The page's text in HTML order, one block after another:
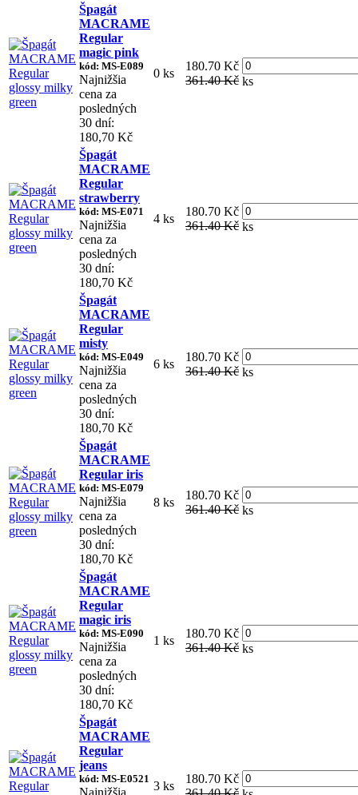
Špagát
MACRAME
Regular
magic pink
kód: MS-E089
Najnižšia
cena za
posledných
30 dní:
180,70 Kč
0 ks
180.70 Kč
361.40 Kč ks
Špagát
MACRAME
Regular
strawberry
kód: MS-E071
Najnižšia
cena za
posledných
30 dní:
180,70 Kč
4 ks
180.70 Kč
361.40 Kč ks
Špagát
MACRAME
Regular
misty
kód: MS-E049
Najnižšia
cena za
posledných
30 dní:
180,70 Kč
6 ks
180.70 Kč
361.40 Kč ks
Špagát
MACRAME
Regular iris
kód: MS-E079
Najnižšia
cena za
posledných
30 dní:
180,70 Kč
8 ks
180.70 Kč
361.40 Kč ks
Špagát
MACRAME
Regular
magic iris
kód: MS-E090
Najnižšia
cena za
posledných
30 dní:
180,70 Kč
1 ks
180.70 Kč
361.40 Kč ks
Špagát
MACRAME
Regular
jeans
kód: MS-E0521
3 ks
180.70 Kč